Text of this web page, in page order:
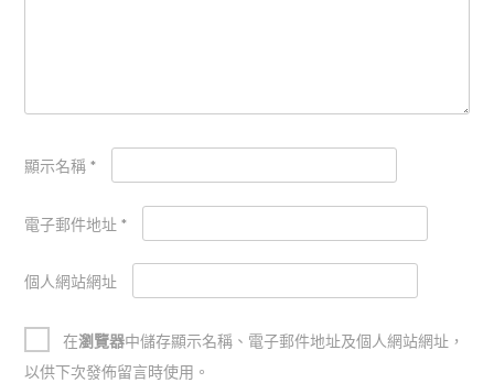
顯示名稱 *
電子郵件地址 *
個人網站網址
在瀏覽器中儲存顯示名稱、電子郵件地址及個人網站網址，
以供下次發佈留言時使用。